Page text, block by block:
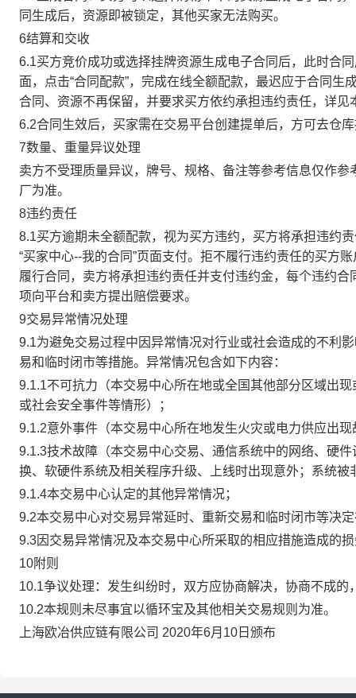
同生成后，资源即被锁定，其他买家无法购买。
6结算和交收
6.1买方竞价成功或选择挂牌资源生成电子合同后，此时合
面，点击“合同配款”，完成在线全额配款，最迟应于合同
合同、资源不再保留，并要求买方依约承担违约责任，详见
6.2合同生效后，买家需在交易平台创建提单后，方可去仓
7数量、重量异议处理
卖方不受理质量异议，牌号、规格、备注等参考信息仅作
厂为准。
8违约责任
8.1买方逾期未全额配款，视为买方违约，买方将承担违约
“买家中心--我的合同”页面支付。拒不履行违约责任的买方
履行合同，卖方将承担违约责任并支付违约金，每个违约
项向平台和卖方提出赔偿要求。
9交易异常情况处理
9.1为避免交易过程中因异常情况对行业或社会造成的不利
易和临时闭市等措施。异常情况包含如下内容：
9.1.1不可抗力（本交易中心所在地或全国其他部分区域出
或社会安全事件等情形）；
9.1.2意外事件（本交易中心所在地发生火灾或电力供应出
9.1.3技术故障（本交易中心交易、通信系统中的网络、硬
换、软硬件系统及相关程序升级、上线时出现意外；系统
9.1.4本交易中心认定的其他异常情况；
9.2本交易中心对交易异常延时、重新交易和临时闭市等决
9.3因交易异常情况及本交易中心所采取的相应措施造成的
10附则
10.1争议处理：发生纠纷时，双方应协商解决，协商不成
10.2本规则未尽事宜以循环宝及其他相关交易规则为准。
上海欧冶供应链有限公司 2020年6月10日颁布